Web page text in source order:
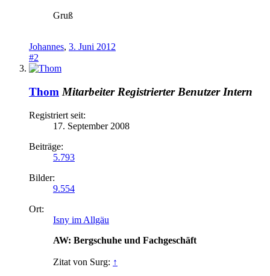
Gruß
Johannes, 3. Juni 2012
#2
Thom Mitarbeiter Registrierter Benutzer Intern
Registriert seit:
17. September 2008
Beiträge:
5.793
Bilder:
9.554
Ort:
Isny im Allgäu
AW: Bergschuhe und Fachgeschäft
Zitat von Surg: ↑